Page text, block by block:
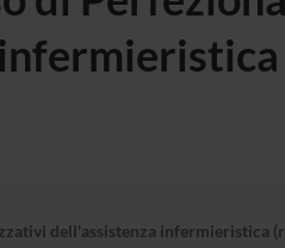
dell'assistenza infermieristica